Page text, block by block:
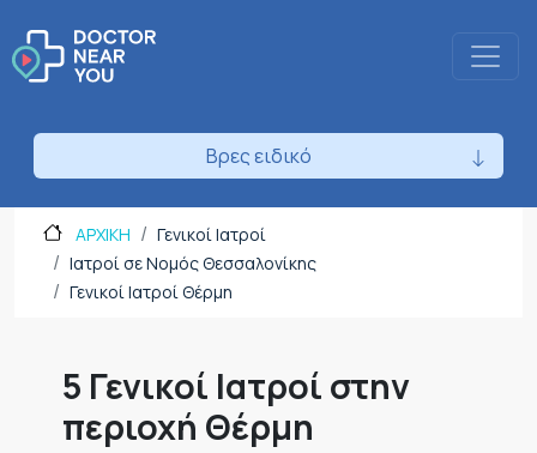
Βρες ειδικό
ΑΡΧΙΚΗ
Γενικοί Ιατροί
Ιατροί σε Νομός Θεσσαλονίκης
Γενικοί Ιατροί Θέρμη
5 Γενικοί Ιατροί στην
περιοχή Θέρμη